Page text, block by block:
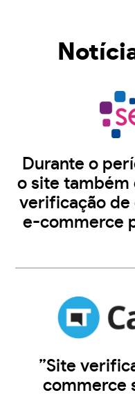
Durante o
o site também
verificação de
e-commerce
”Site
commerce